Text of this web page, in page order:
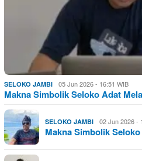
SELOKO JAMBI 05 Jun 2026 - 16:51 WIB
Makna Simbolik Seloko Adat
SELOKO JAMBI 02 Jun 2026 -
Makna Simbolik